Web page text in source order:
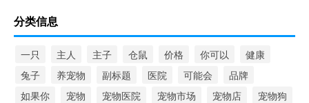
分类信息
一只 主人 主子 仓鼠 价格 你可以
健康
兔子
养宠物 副标题 医院 可能会
品牌
如果你
宠物 宠物医院 宠物市场 宠物店
宠物狗